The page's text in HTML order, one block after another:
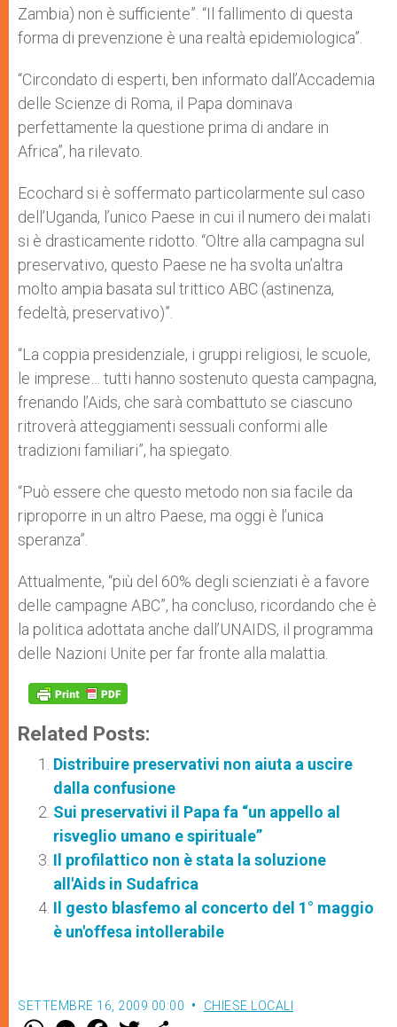
Zambia) non è sufficiente”. “Il fallimento di questa
forma di prevenzione è una realtà epidemiologica”.
“Circondato di esperti, ben informato dall’Accademia
delle Scienze di Roma, il Papa dominava
perfettamente la questione prima di andare in
Africa”, ha rilevato.
Ecochard si è soffermato particolarmente sul caso
dell’Uganda, l’unico Paese in cui il numero dei malati
si è drasticamente ridotto. “Oltre alla campagna sul
preservativo, questo Paese ne ha svolta un’altra
molto ampia basata sul trittico ABC (astinenza,
fedeltà, preservativo)”.
“La coppia presidenziale, i gruppi religiosi, le scuole,
le imprese… tutti hanno sostenuto questa campagna,
frenando l’Aids, che sarà combattuto se ciascuno
ritroverà atteggiamenti sessuali conformi alle
tradizioni familiari”, ha spiegato.
“Può essere che questo metodo non sia facile da
riproporre in un altro Paese, ma oggi è l’unica
speranza”.
Attualmente, “più del 60% degli scienziati è a favore
delle campagne ABC”, ha concluso, ricordando che è
la politica adottata anche dall’UNAIDS, il programma
delle Nazioni Unite per far fronte alla malattia.
Related Posts:
Distribuire preservativi non aiuta a uscire
dalla confusione
Sui preservativi il Papa fa “un appello al
risveglio umano e spirituale”
Il profilattico non è stata la soluzione
all'Aids in Sudafrica
Il gesto blasfemo al concerto del 1° maggio
è un'offesa intollerabile
SETTEMBRE 16, 2009 00:00 CHIESE LOCALI
W M F